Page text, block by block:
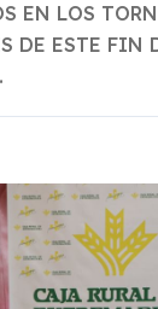
EN LOS
DE ESTE FIN